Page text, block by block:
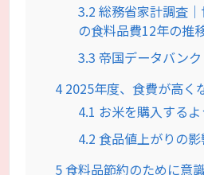
3.2 総務省家計調査
の食料品費12年の推
3.3 帝国データバン
4 2025年度、食費が高く
4.1 お米を購入する
4.2 食品値上がりの
5食料品節約のために意